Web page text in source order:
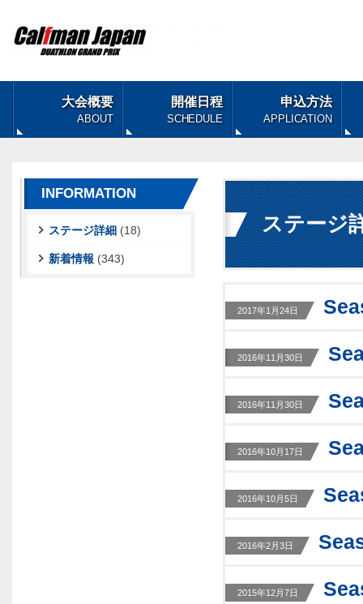
大会概要
ABOUT
開催日程
SCHEDULE
申込方法
APPLICATION
ステージ
2017年1月24日
2016年11月30日
2016年11月30日
2016年10月17日
2016年10月5日
2016年2月3日
2015年12月7日
INFORMATION
ステージ詳細 (18)
新着情報 (343)